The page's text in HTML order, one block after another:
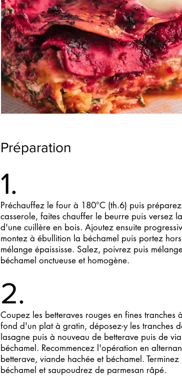
Préparation
1.
Préchauffez le four à 180°C (th.6) puis
casserole, faites chauffer le beurre puis versez
d'une cuillère en bois. Ajoutez ensuite
montez à ébullition la béchamel puis portez
mélange épaississe. Salez, poivrez puis
béchamel onctueuse et homogène.
2.
Coupez les betteraves rouges en fines
fond d'un plat à gratin, déposez-y les tranches
lasagne puis à nouveau de betterave puis de
béchamel. Recommencez l'opération en
betterave, viande hachée et béchamel.
béchamel et saupoudrez de parmesan râpé.